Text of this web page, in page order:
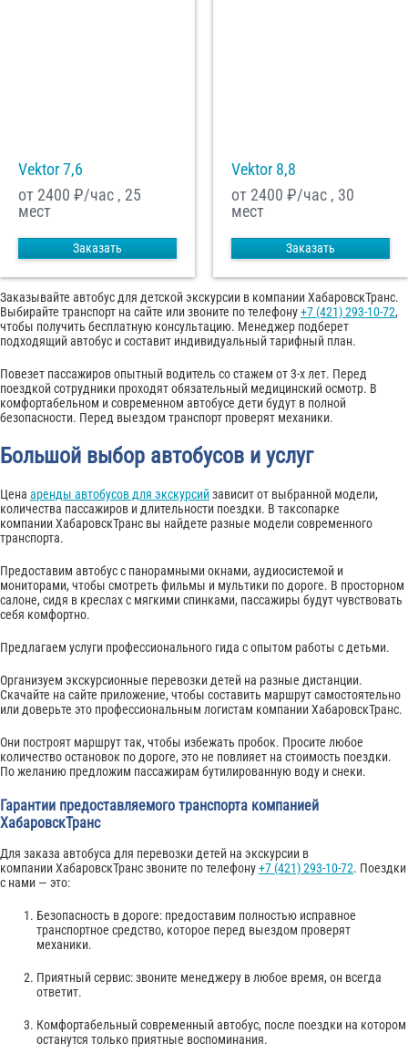
Vektor 7,6
от 2400 ₽/час , 25
мест
Заказать
Vektor 8,8
от 2400 ₽/час , 30
мест
Заказать
Заказывайте автобус для детской экскурсии в компании ХабаровскТранс.
Выбирайте транспорт на сайте или звоните по телефону+7 (421) 293-10-72,
чтобы получить бесплатную консультацию. Менеджер подберет
подходящий автобус и составит индивидуальный тарифный план.
Повезет пассажиров опытный водитель со стажем от 3-х лет. Перед
поездкой сотрудники проходят обязательный медицинский осмотр. В
комфортабельном и современном автобусе дети будут в полной
безопасности. Перед выездом транспорт проверят механики.
Большой выбор автобусов и услуг
Цена аренды автобусов для экскурсийзависит от выбранной модели,
количества пассажиров и длительности поездки. В таксопарке
компании ХабаровскТранс вы найдете разные модели современного
транспорта.
Предоставим автобус с панорамными окнами, аудиосистемой и
мониторами, чтобы смотреть фильмы и мультики по дороге. В просторном
салоне, сидя в креслах с мягкими спинками, пассажиры будут чувствовать
себя комфортно.
Предлагаем услуги профессионального гида с опытом работы с детьми.
Организуем экскурсионные перевозки детей на разные дистанции.
Скачайте на сайте приложение, чтобы составить маршрут самостоятельно
или доверьте это профессиональным логистам компании ХабаровскТранс.
Они построят маршрут так, чтобы избежать пробок. Просите любое
количество остановок по дороге, это не повлияет на стоимость поездки.
По желанию предложим пассажирам бутилированную воду и снеки.
Гарантии предоставляемого транспорта компанией
ХабаровскТранс
Для заказа автобуса для перевозки детей на экскурсии в
компании ХабаровскТранс звоните по телефону+7 (421) 293-10-72. Поездки
с нами — это:
Безопасность в дороге: предоставим полностью исправное
транспортное средство, которое перед выездом проверят
механики.
Приятный сервис: звоните менеджеру в любое время, он всегда
ответит.
Комфортабельный современный автобус, после поездки на котором
останутся только приятные воспоминания.